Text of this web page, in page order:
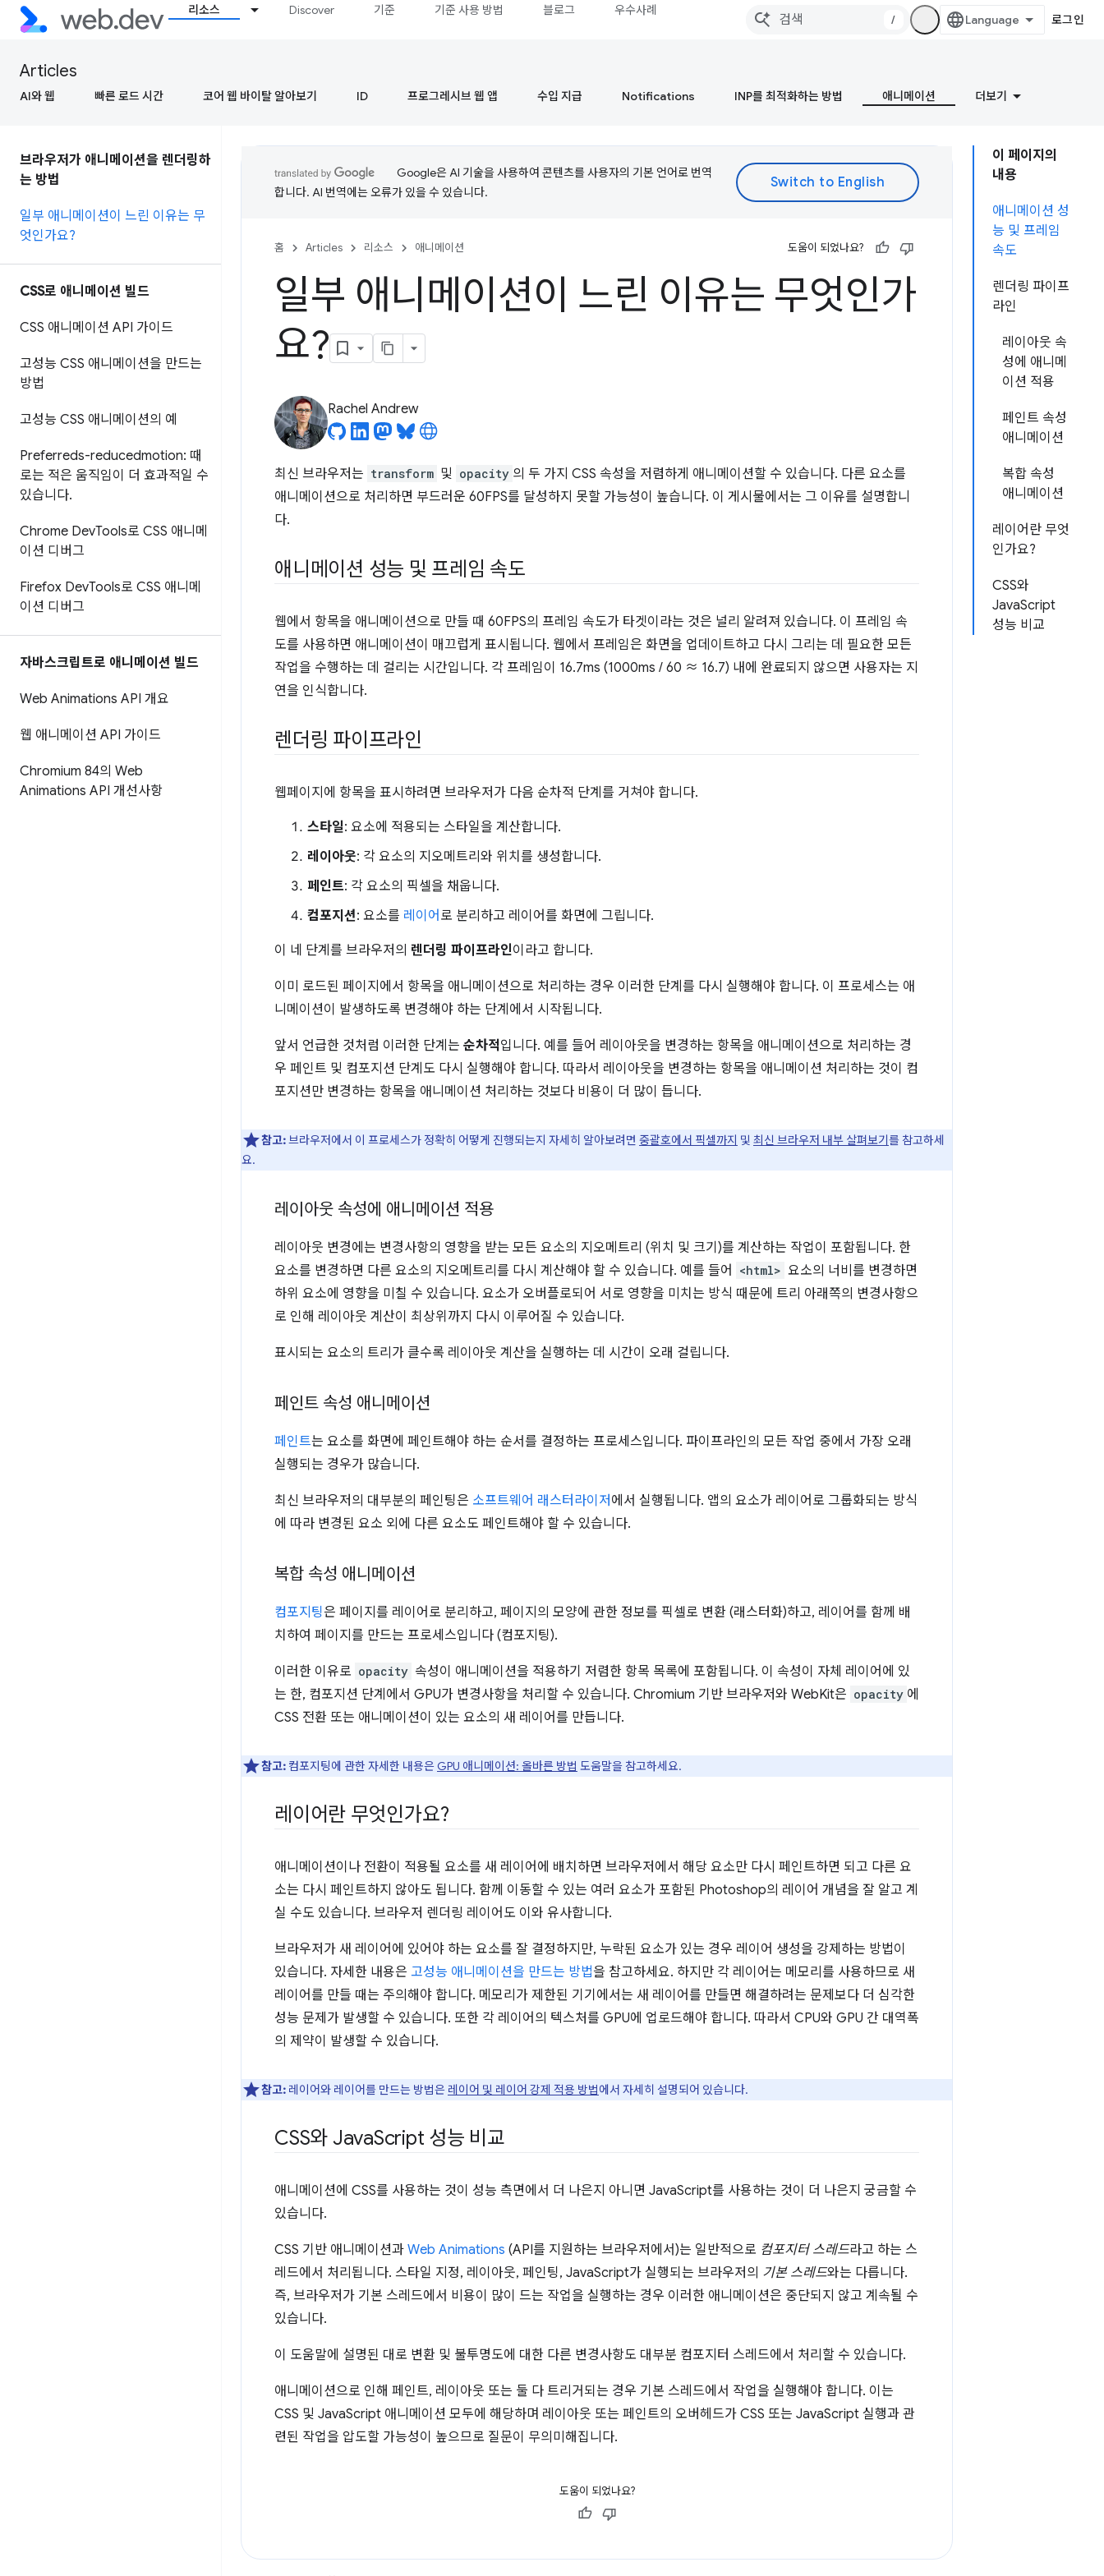
리소스 Discover 기준 기준 사용 방법 블로그 우수사례
/ 로그인
Articles
AI와 웹 빠른 로드 시간 코어 웹 바이탈 알아보기 ID 프로그레시브 웹 앱 수입 지급 Notifications INP를 최적화하는 방법 애니메이션 더보기
브라우저가 애니메이션을 렌더링하
는 방법
일부 애니메이션이 느린 이유는 무
엇인가요?
CSS로 애니메이션 빌드
CSS 애니메이션 API 가이드
고성능 CSS 애니메이션을 만드는
방법
고성능 CSS 애니메이션의 예
Preferreds-reducedmotion: 때
로는 적은 움직임이 더 효과적일 수
있습니다.
Chrome DevTools로 CSS 애니메
이션 디버그
Firefox DevTools로 CSS 애니메
이션 디버그
자바스크립트로 애니메이션 빌드
Web Animations API 개요
웹 애니메이션 API 가이드
Chromium 84의 Web
Animations API 개선사항
이 페이지의
내용
애니메이션 성
능 및 프레임
속도
렌더링 파이프
라인
레이아웃 속
성에 애니메
이션 적용
페인트 속성
애니메이션
복합 속성
애니메이션
레이어란 무엇
인가요?
CSS와
JavaScript
성능 비교
Google은 AI 기술을 사용하여 콘텐츠를 사용자의 기본 언어로 번역
합니다. AI 번역에는 오류가 있을 수 있습니다.
홈 Articles 리소스 애니메이션 도움이 되었나요?
일부 애니메이션이 느린 이유는 무엇인가
요?
Rachel Andrew
최신 브라우저는 transform 및 opacity 의 두 가지 CSS 속성을 저렴하게 애니메이션할 수 있습니다. 다른 요소를
애니메이션으로 처리하면 부드러운 60FPS를 달성하지 못할 가능성이 높습니다. 이 게시물에서는 그 이유를 설명합니
다.
애니메이션 성능 및 프레임 속도
웹에서 항목을 애니메이션으로 만들 때 60FPS의 프레임 속도가 타겟이라는 것은 널리 알려져 있습니다. 이 프레임 속
도를 사용하면 애니메이션이 매끄럽게 표시됩니다. 웹에서 프레임은 화면을 업데이트하고 다시 그리는 데 필요한 모든
작업을 수행하는 데 걸리는 시간입니다. 각 프레임이 16.7ms (1000ms / 60 ≈ 16.7) 내에 완료되지 않으면 사용자는 지
연을 인식합니다.
렌더링 파이프라인
웹페이지에 항목을 표시하려면 브라우저가 다음 순차적 단계를 거쳐야 합니다.
스타일: 요소에 적용되는 스타일을 계산합니다.
레이아웃: 각 요소의 지오메트리와 위치를 생성합니다.
페인트: 각 요소의 픽셀을 채웁니다.
컴포지션: 요소를 레이어 로 분리하고 레이어를 화면에 그립니다.
이 네 단계를 브라우저의 렌더링 파이프라인이라고 합니다.
이미 로드된 페이지에서 항목을 애니메이션으로 처리하는 경우 이러한 단계를 다시 실행해야 합니다. 이 프로세스는 애
니메이션이 발생하도록 변경해야 하는 단계에서 시작됩니다.
앞서 언급한 것처럼 이러한 단계는 순차적입니다. 예를 들어 레이아웃을 변경하는 항목을 애니메이션으로 처리하는 경
우 페인트 및 컴포지션 단계도 다시 실행해야 합니다. 따라서 레이아웃을 변경하는 항목을 애니메이션 처리하는 것이 컴
포지션만 변경하는 항목을 애니메이션 처리하는 것보다 비용이 더 많이 듭니다.
참고:브라우저에서 이 프로세스가 정확히 어떻게 진행되는지 자세히 알아보려면 중괄호에서 픽셀까지 및 최신 브라우저 내부 살펴보기를 참고하세
요.
레이아웃 속성에 애니메이션 적용
레이아웃 변경에는 변경사항의 영향을 받는 모든 요소의 지오메트리 (위치 및 크기)를 계산하는 작업이 포함됩니다. 한
요소를 변경하면 다른 요소의 지오메트리를 다시 계산해야 할 수 있습니다. 예를 들어
<html> 요소의 너비를 변경하면
하위 요소에 영향을 미칠 수 있습니다. 요소가 오버플로되어 서로 영향을 미치는 방식 때문에 트리 아래쪽의 변경사항으
로 인해 레이아웃 계산이 최상위까지 다시 이루어질 수 있습니다.
표시되는 요소의 트리가 클수록 레이아웃 계산을 실행하는 데 시간이 오래 걸립니다.
페인트 속성 애니메이션
페인트는 요소를 화면에 페인트해야 하는 순서를 결정하는 프로세스입니다. 파이프라인의 모든 작업 중에서 가장 오래
실행되는 경우가 많습니다.
최신 브라우저의 대부분의 페인팅은 소프트웨어 래스터라이저 에서 실행됩니다. 앱의 요소가 레이어로 그룹화되는 방식
에 따라 변경된 요소 외에 다른 요소도 페인트해야 할 수 있습니다.
복합 속성 애니메이션
컴포지팅은 페이지를 레이어로 분리하고, 페이지의 모양에 관한 정보를 픽셀로 변환 (래스터화)하고, 레이어를 함께 배
치하여 페이지를 만드는 프로세스입니다 (컴포지팅).
이러한 이유로 opacity 속성이 애니메이션을 적용하기 저렴한 항목 목록에 포함됩니다. 이 속성이 자체 레이어에 있
는 한, 컴포지션 단계에서 GPU가 변경사항을 처리할 수 있습니다. Chromium 기반 브라우저와 WebKit은 opacity 에
CSS 전환 또는 애니메이션이 있는 요소의 새 레이어를 만듭니다.
참고: 컴포지팅에 관한 자세한 내용은 GPU 애니메이션: 올바른 방법 도움말을 참고하세요.
레이어란 무엇인가요?
애니메이션이나 전환이 적용될 요소를 새 레이어에 배치하면 브라우저에서 해당 요소만 다시 페인트하면 되고 다른 요
소는 다시 페인트하지 않아도 됩니다. 함께 이동할 수 있는 여러 요소가 포함된 Photoshop의 레이어 개념을 잘 알고 계
실 수도 있습니다. 브라우저 렌더링 레이어도 이와 유사합니다.
브라우저가 새 레이어에 있어야 하는 요소를 잘 결정하지만, 누락된 요소가 있는 경우 레이어 생성을 강제하는 방법이
있습니다. 자세한 내용은 고성능 애니메이션을 만드는 방법을 참고하세요. 하지만 각 레이어는 메모리를 사용하므로 새
레이어를 만들 때는 주의해야 합니다. 메모리가 제한된 기기에서는 새 레이어를 만들면 해결하려는 문제보다 더 심각한
성능 문제가 발생할 수 있습니다. 또한 각 레이어의 텍스처를 GPU에 업로드해야 합니다. 따라서 CPU와 GPU 간 대역폭
의 제약이 발생할 수 있습니다.
참고: 레이어와 레이어를 만드는 방법은 레이어 및 레이어 강제 적용 방법에서 자세히 설명되어 있습니다.
CSS와 JavaScript 성능 비교
애니메이션에 CSS를 사용하는 것이 성능 측면에서 더 나은지 아니면 JavaScript를 사용하는 것이 더 나은지 궁금할 수
있습니다.
CSS 기반 애니메이션과 Web Animations (API를 지원하는 브라우저에서)는 일반적으로 컴포지터 스레드라고 하는 스
레드에서 처리됩니다. 스타일 지정, 레이아웃, 페인팅, JavaScript가 실행되는 브라우저의 기본 스레드와는 다릅니다.
즉, 브라우저가 기본 스레드에서 비용이 많이 드는 작업을 실행하는 경우 이러한 애니메이션은 중단되지 않고 계속될 수
있습니다.
이 도움말에 설명된 대로 변환 및 불투명도에 대한 다른 변경사항도 대부분 컴포지터 스레드에서 처리할 수 있습니다.
애니메이션으로 인해 페인트, 레이아웃 또는 둘 다 트리거되는 경우 기본 스레드에서 작업을 실행해야 합니다. 이는
CSS 및 JavaScript 애니메이션 모두에 해당하며 레이아웃 또는 페인트의 오버헤드가 CSS 또는 JavaScript 실행과 관
련된 작업을 압도할 가능성이 높으므로 질문이 무의미해집니다.
도움이 되었나요?